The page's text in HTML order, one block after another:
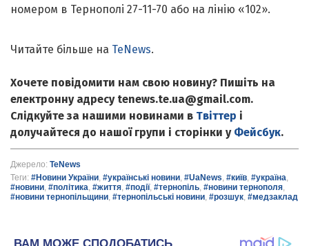
номером в Тернополі 27-11-70 або на лінію «102».
Читайте більше на TeNews.
Хочете повідомити нам свою новину? Пишіть на
електронну адресу tenews.te.ua@gmail.com.
Слідкуйте за нашими новинами в Твіттер і
долучайтеся до нашої групи і сторінки у Фейсбук.
Джерело: TeNews
Теги: #Новини України, #українські новини, #UaNews, #київ, #україна,
#новини, #політика, #життя, #події, #тернопіль, #новини тернополя,
#новини тернопільщини, #тернопільські новини, #розшук, #медзаклад